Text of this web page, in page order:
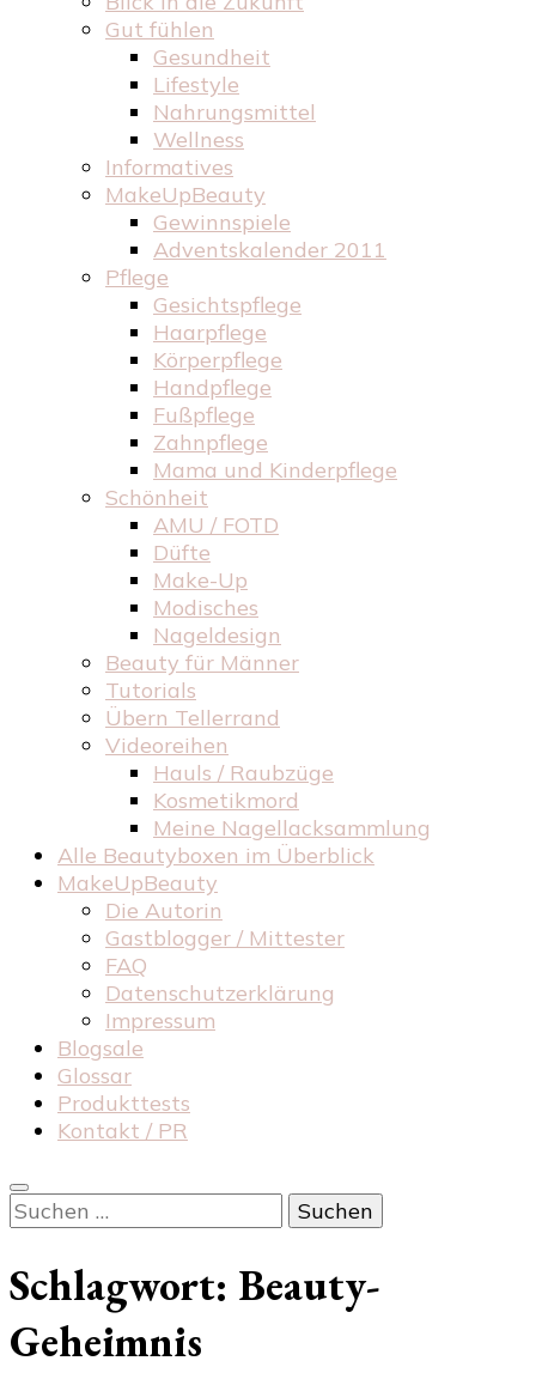
Gut fühlen
Gesundheit
Lifestyle
Nahrungsmittel
Wellness
Informatives
MakeUpBeauty
Gewinnspiele
Adventskalender 2011
Pflege
Gesichtspflege
Haarpflege
Körperpflege
Handpflege
Fußpflege
Zahnpflege
Mama und Kinderpflege
Schönheit
AMU / FOTD
Düfte
Make-Up
Modisches
Nageldesign
Beauty für Männer
Tutorials
Übern Tellerrand
Videoreihen
Hauls / Raubzüge
Kosmetikmord
Meine Nagellacksammlung
Alle Beautyboxen im Überblick
MakeUpBeauty
Die Autorin
Gastblogger / Mittester
FAQ
Datenschutzerklärung
Impressum
Blogsale
Glossar
Produkttests
Kontakt / PR
Suchen
nach:
Schlagwort: Beauty-
Geheimnis